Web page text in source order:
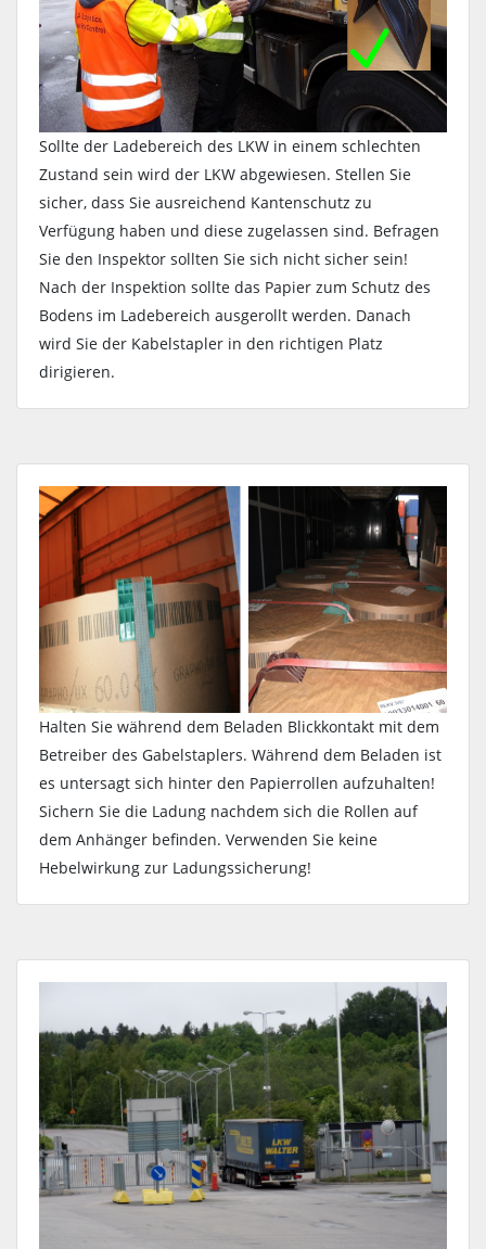
Sollte der Ladebereich des LKW in einem schlechten
Zustand sein wird der LKW abgewiesen. Stellen Sie
sicher, dass Sie ausreichend Kantenschutz zu
Verfügung haben und diese zugelassen sind. Befragen
Sie den Inspektor sollten Sie sich nicht sicher sein!
Nach der Inspektion sollte das Papier zum Schutz des
Bodens im Ladebereich ausgerollt werden. Danach
wird Sie der Kabelstapler in den richtigen Platz
dirigieren.
Halten Sie während dem Beladen Blickkontakt mit dem
Betreiber des Gabelstaplers. Während dem Beladen ist
es untersagt sich hinter den Papierrollen aufzuhalten!
Sichern Sie die Ladung nachdem sich die Rollen auf
dem Anhänger befinden. Verwenden Sie keine
Hebelwirkung zur Ladungssicherung!